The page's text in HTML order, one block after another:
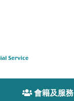
 會籍及服務